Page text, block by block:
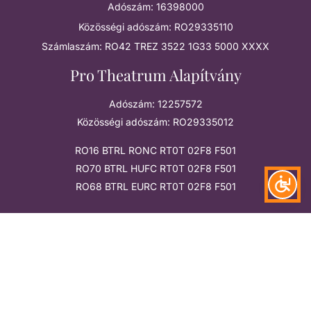
Adószám: 16398000
Közösségi adószám: RO29335110
Számlaszám: RO42 TREZ 3522 1G33 5000 XXXX
Pro Theatrum Alapítvány
Adószám: 12257572
Közösségi adószám: RO29335012
RO16 BTRL RONC RT0T 02F8 F501
RO70 BTRL HUFC RT0T 02F8 F501
RO68 BTRL EURC RT0T 02F8 F501